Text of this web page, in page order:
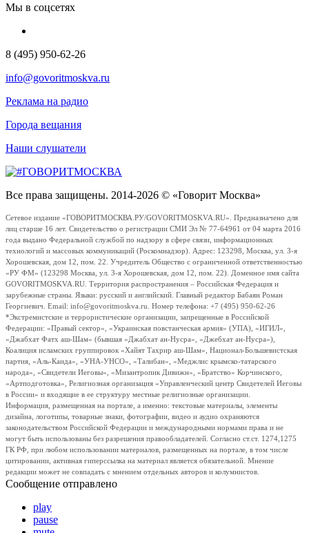
Мы в соцсетях
8 (495) 950-62-26
info@govoritmoskva.ru
Реклама на радио
Города вещания
Наши слушатели
Все права защищены. 2014-2026 © «Говорит Москва»
Сетевое издание «ГОВОРИТМОСКВА.РУ/GOVORITMOSKVA.RU». Предназначено для
лиц старше 16 лет. Свидетельство о регистрации СМИ Эл № 77-64961 от 04 марта 2016
года выдано Федеральной службой по надзору в сфере связи, информационных
технологий и массовых коммуникаций (Роскомнадзор). Адрес: 123298, Москва, ул. 3-я
Хорошевская, дом 12, пом. 22. Учредитель Общество с ограниченной ответственностью
«РУ ФМ» (123298 Москва, ул. 3-я Хорошевская, дом 12, пом. 22). Доменное имя сайта
GOVORITMOSKVA.RU. Территория распространения – Российская Федерация и
зарубежные страны. Языки: русский и английский. Главный редактор Бабаян Роман
Георгиевич. Email: info@govoritmoskva.ru. Номер телефона: +7 (495) 950-62-26
*Экстремистские и террористические организации, запрещенные в Российской
Федерации: «Правый сектор», «Украинская повстанческая армия» (УПА), «ИГИЛ»,
«Джабхат Фатх аш-Шам» (бывшая «Джабхат ан-Нусра», «Джебхат ан-Нусра»),
Коалиция исламских группировок «Хайят Тахрир аш-Шам», Национал-Большевистская
партия, «Аль-Каида», «УНА-УНСО», «Талибан», «Меджлис крымско-татарского
народа», «Свидетели Иеговы», «Мизантропик Дивижн», «Братство» Корчинского,
«Артподготовка», Религиозная организация «Управленческий центр Свидетелей Иеговы
в России» и входящие в ее структуру местные религиозные организации.
Информация, размещенная на портале, а именно: текстовые материалы, элементы
дизайна, логотипы, товарные знаки, фотографии, видео и аудио охраняются
законодательством Российской Федерации и международными нормами права и не
могут быть использованы без разрешения правообладателей. Согласно ст.ст. 1274,1275
ГК РФ, при любом использовании материалов, размещенных на портале, в том числе
цитировании, активная гиперссылка на материал является обязательной. Мнение
редакции может не совпадать с мнением отдельных авторов и колумнистов.
Сообщение отправлено
play
pause